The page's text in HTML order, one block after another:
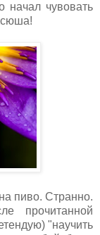
начал чувовать
пиво. Странно.
прочитанной
"научить